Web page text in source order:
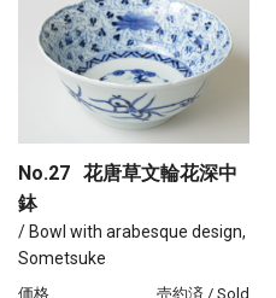
No.27 花唐草文輪花深中
鉢
/ Bowl with arabesque design,
Sometsuke
価格 売約済 / Sold